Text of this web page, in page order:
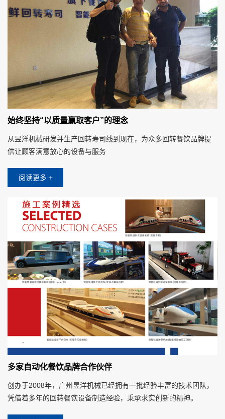
始终坚持“以质量赢取客户”的理念
从昱洋机械研发并生产回转寿司线到现在，为众多回转餐饮品牌提
供让顾客满意放心的设备与服务
阅读更多 +
多家自动化餐饮品牌合作伙伴
创办于2008年，广州昱洋机械已经拥有一批经验丰富的技术团队，
凭借着多年的回转餐饮设备制造经验，秉承求实创新的精神。